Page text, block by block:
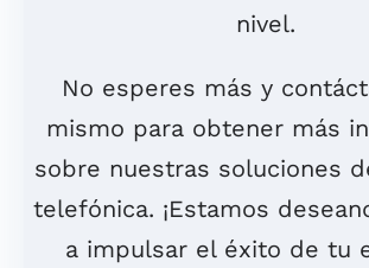
nivel.​
No esperes más y
mismo para obtener más
sobre nuestras soluciones
telefónica. ¡Estamos
a impulsar el éxito de tu